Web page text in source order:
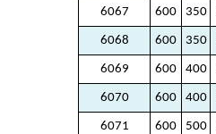
6067 600 350
6068 600 350
6069 600 400
6070 600 400
6071 600 500